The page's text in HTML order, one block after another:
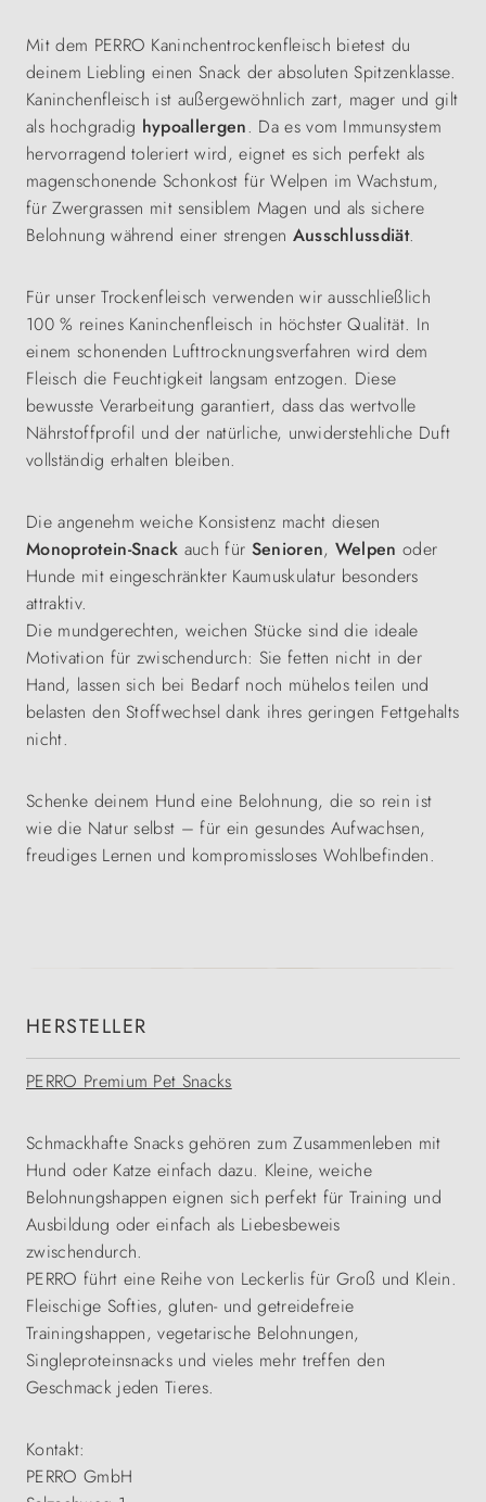
Mit dem PERRO Kaninchentrockenfleisch bietest du
deinem Liebling einen Snack der absoluten Spitzenklasse.
Kaninchenfleisch ist außergewöhnlich zart, mager und gilt
als hochgradig hypoallergen. Da es vom Immunsystem
hervorragend toleriert wird, eignet es sich perfekt als
magenschonende Schonkost für Welpen im Wachstum,
für Zwergrassen mit sensiblem Magen und als sichere
Belohnung während einer strengen Ausschlussdiät.
Für unser Trockenfleisch verwenden wir ausschließlich
100 % reines Kaninchenfleisch in höchster Qualität. In
einem schonenden Lufttrocknungsverfahren wird dem
Fleisch die Feuchtigkeit langsam entzogen. Diese
bewusste Verarbeitung garantiert, dass das wertvolle
Nährstoffprofil und der natürliche, unwiderstehliche Duft
vollständig erhalten bleiben.
Die angenehm weiche Konsistenz macht diesen
Monoprotein-Snack auch für Senioren, Welpenoder
Hunde mit eingeschränkter Kaumuskulatur besonders
attraktiv.
Die mundgerechten, weichen Stücke sind die ideale
Motivation für zwischendurch: Sie fetten nicht in der
Hand, lassen sich bei Bedarf noch mühelos teilen und
belasten den Stoffwechsel dank ihres geringen Fettgehalts
nicht.
Schenke deinem Hund eine Belohnung, die so rein ist
wie die Natur selbst – für ein gesundes Aufwachsen,
freudiges Lernen und kompromissloses Wohlbefinden.
HERSTELLER
PERRO Premium Pet Snacks
Schmackhafte Snacks gehören zum Zusammenleben mit
Hund oder Katze einfach dazu. Kleine, weiche
Belohnungshappen eignen sich perfekt für Training und
Ausbildung oder einfach als Liebesbeweis
zwischendurch.
PERRO führt eine Reihe von Leckerlis für Groß und Klein.
Fleischige Softies, gluten- und getreidefreie
Trainingshappen, vegetarische Belohnungen,
Singleproteinsnacks und vieles mehr treffen den
Geschmack jeden Tieres.
Kontakt:
PERRO GmbH